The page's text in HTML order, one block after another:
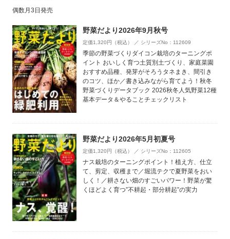
偶数月3日発売
野菜だより2026年9月秋号
定価1,320円（税込） ／ シリーズNo：112609
季節の野菜づくりダイコン栽培のターニングポ
イント おいしく育つ土質別土づくり、家庭菜園
おすすめ品種、発芽がそろうタネまき、間引き
のコツ、ほか／書き込みながら育てよう！秋冬
野菜づくりデータブック 2026秋冬人気野菜12種
基本データ＆やることチェックリスト
野菜だより2026年5月初夏号
定価1,320円（税込） ／ シリーズNo：112605
ナス栽培のターニングポイント！植え方、仕立
て、剪定、収穫まで／堀流テクで夏野菜をおい
しく！／耕さない畑のすごいパワー！野菜が驚
くほどよく育つ”不耕起・部分耕起”の実力